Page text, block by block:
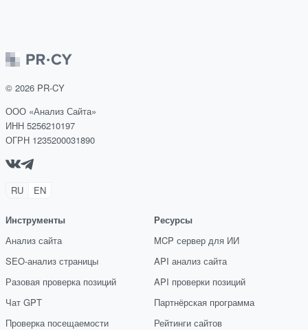
© 2026 PR-CY
ООО «Анализ Сайта»
ИНН 5256210197
ОГРН 1235200031890
RU EN
Инструменты
Анализ сайта
SEO-анализ страницы
Разовая проверка позиций
Чат GPT
Проверка посещаемости
Ресурсы
MCP сервер для ИИ
API анализ сайта
API проверки позиций
Партнёрская программа
Рейтинги сайтов